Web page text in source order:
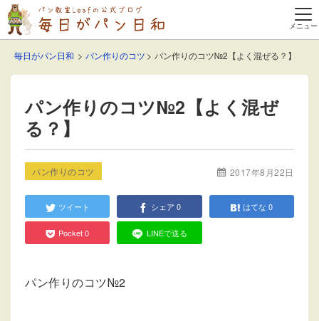
毎日がパン日和 パン作りのコツ パン作りのコツ№2【よく混ぜる？】
パン作りのコツ№2【よく混ぜ
る？】
パン作りのコツ 2017年8月22日
ツイート シェア 0 はてな 0
Pocket0 LINEで送る
パン作りのコツ№2